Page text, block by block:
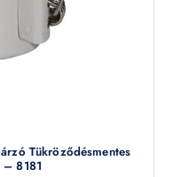
Tükröződésmentes
– 8181